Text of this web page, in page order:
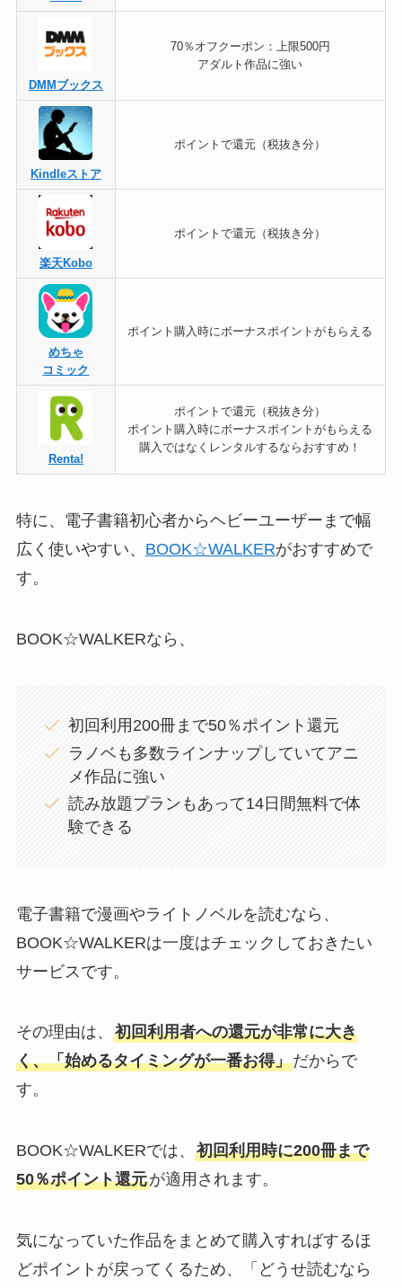
DMMブックス
70％オフクーポン：上限500円
アダルト作品に強い
Kindleストア
ポイントで還元（税抜き分）
楽天Kobo
ポイントで還元（税抜き分）
めちゃ
コミック
ポイント購入時にボーナスポイントがもらえる
Renta!
ポイントで還元（税抜き分）
ポイント購入時にボーナスポイントがもらえる
購入ではなくレンタルするならおすすめ！
特に、電子書籍初心者からヘビーユーザーまで幅
広く使いやすい、 BOOK☆WALKERがおすすめで
す。
BOOK☆WALKERなら、
初回利用200冊まで50％ポイント還元
ラノベも多数ラインナップしていてアニ
メ作品に強い
読み放題プランもあって14日間無料で体
験できる
電子書籍で漫画やライトノベルを読むなら、
BOOK☆WALKERは一度はチェックしておきたい
サービスです。
その理由は、 初回利用者への還元が非常に大き
く、「始めるタイミングが一番お得」だからで
す。
BOOK☆WALKERでは、 初回利用時に200冊まで
50％ポイント還元が適用されます。
気になっていた作品をまとめて購入すればするほ
どポイントが戻ってくるため、「どうせ読むなら